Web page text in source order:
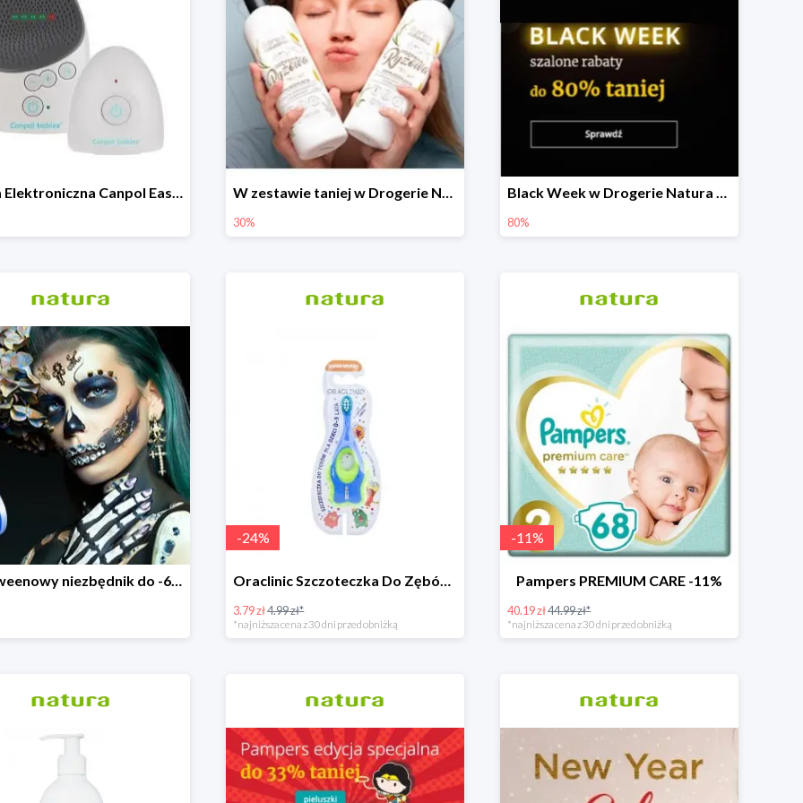
Niania Elektroniczna Canpol EasyStart W zestawie taniej w Drogerie Natura do -30%
30%
Black Week w Drogerie Natura do -80%
80%
Halloweenowy niezbędnik do -60% taniej
-24%
Oraclinic Szczoteczka Do Zębów Dla Dzieci 0-3 Lata Bardzo Miękka -24%
3.79 zł4.99 zł*
*najniższa cena z 30 dni przed obniżką
-11%
Pampers PREMIUM CARE -11%
40.19 zł44.99 zł*
*najniższa cena z 30 dni przed obniżką